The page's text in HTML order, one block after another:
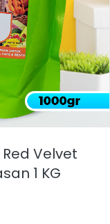
Velvet
1 KG